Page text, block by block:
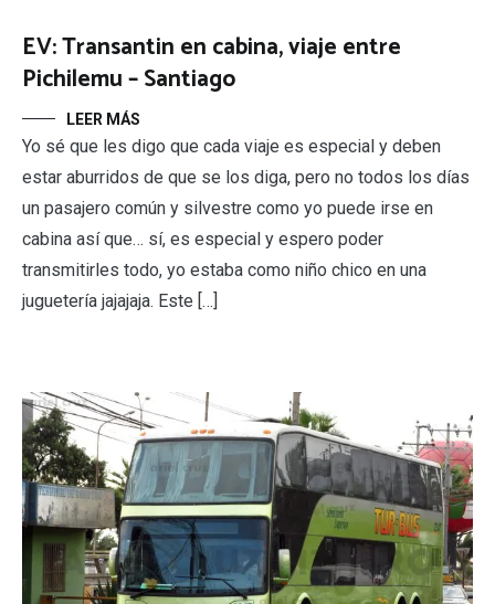
EV: Transantin en cabina, viaje entre
Pichilemu – Santiago
LEER MÁS
Yo sé que les digo que cada viaje es especial y deben
estar aburridos de que se los diga, pero no todos los días
un pasajero común y silvestre como yo puede irse en
cabina así que… sí, es especial y espero poder
transmitirles todo, yo estaba como niño chico en una
juguetería jajajaja. Este […]